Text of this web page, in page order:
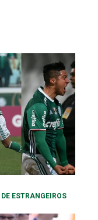
ESTRANGEIROS